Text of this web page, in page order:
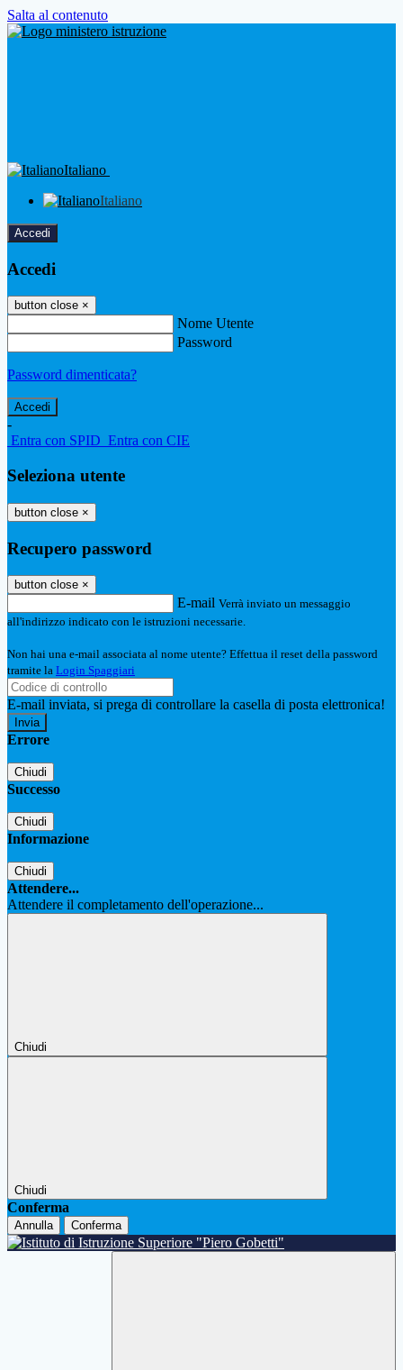
Salta al contenuto
Italiano
Italiano
Accedi
Accedi
button close ×
Nome Utente
Password
Password dimenticata?
-
Entra con SPID Entra con CIE
Seleziona utente
button close ×
Recupero password
button close ×
E-mail Verrà inviato un messaggio
all'indirizzo indicato con le istruzioni necessarie.
Non hai una e-mail associata al nome utente? Effettua il reset della password
tramite la Login Spaggiari
E-mail inviata, si prega di controllare la casella di posta elettronica!
Errore
Chiudi
Successo
Chiudi
Informazione
Chiudi
Attendere...
Attendere il completamento dell'operazione...
Chiudi
Chiudi
Conferma
Annulla Conferma